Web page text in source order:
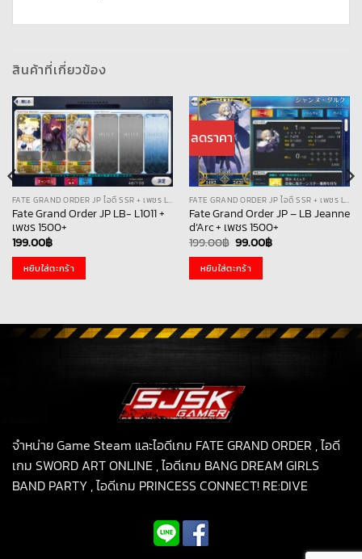
สินค้าที่เกี่ยวข้อง
FATE GRAND ORDER JP ไอดี SSR + เพชร LB
Fate Grand Order JP LB- L1011 +
เพชร 1500+
199.00฿
หยิบใส่ตะกร้า
ลดราคา
FATE GRAND ORDER JP ไอดี SSR + เพชร LB
Fate Grand Order JP – LB Jeanne
d’Arc + เพชร 1500+
199.00฿ Original
price
was:
199.00฿.
99.00฿Current
price
หยิบใส่ตะกร้า
จำหน่าย Game Steam และไอดีเกม FATE GRAND ORDER , ไอดี
เกม SWORD ART ONLINE , ไอดีเกม BANG DREAM GIRLS
BAND PARTY , ไอดีเกม PRINCESS CONNECT! RE:DIVE